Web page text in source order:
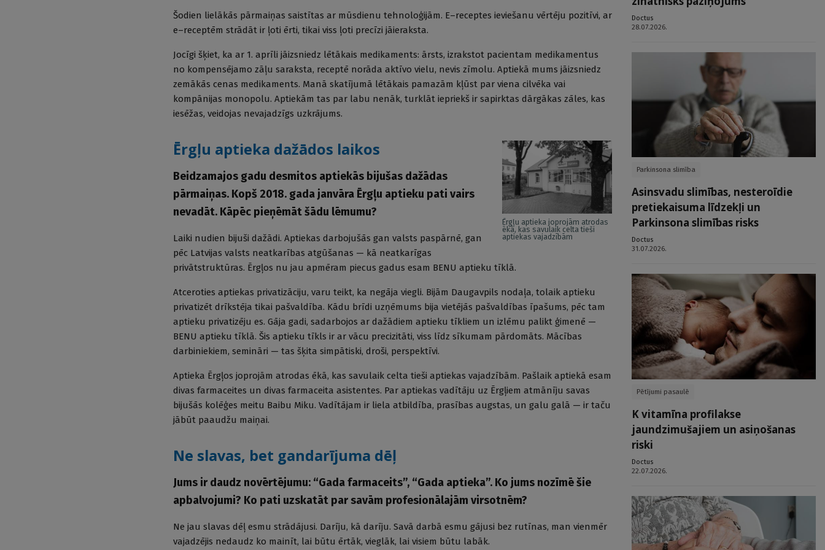
Šodien lielākās pārmaiņas saistītas ar mūsdienu tehnoloģijām. E–receptes ieviešanu vērtēju pozitīvi, ar
e–receptēm strādāt ir ļoti ērti, tikai viss ļoti precīzi jāieraksta.
Jocīgi šķiet, ka ar 1. aprīli jāizsniedz lētākais medikaments: ārsts, izrakstot pacientam medikamentus
no kompensējamo zāļu saraksta, receptē norāda aktīvo vielu, nevis zīmolu. Aptiekā mums jāizsniedz
zemākās cenas medikaments. Manā skatījumā lētākais pamazām kļūst par viena cilvēka vai
kompānijas monopolu. Aptiekām tas par labu nenāk, turklāt iepriekš ir sapirktas dārgākas zāles, kas
iesēžas, veidojas nevajadzīgs uzkrājums.
Ērgļu aptieka joprojām atrodas
ēkā, kas savulaik celta tieši
aptiekas vajadzībām
Ērgļu aptieka dažādos laikos
Beidzamajos gadu desmitos aptiekās bijušas dažādas
pārmaiņas. Kopš 2018. gada janvāra Ērgļu aptieku pati vairs
nevadāt. Kāpēc pieņēmāt šādu lēmumu?
Laiki nudien bijuši dažādi. Aptiekas darbojušās gan valsts paspārnē, gan
pēc Latvijas valsts neatkarības atgūšanas — kā neatkarīgas
privātstruktūras. Ērgļos nu jau apmēram piecus gadus esam BENU aptieku tīklā.
Atceroties aptiekas privatizāciju, varu teikt, ka negāja viegli. Bijām Daugavpils nodaļa, tolaik aptieku
privatizēt drīkstēja tikai pašvaldība. Kādu brīdi uzņēmums bija vietējās pašvaldības īpašums, pēc tam
aptieku privatizēju es. Gāja gadi, sadarbojos ar dažādiem aptieku tīkliem un izlēmu palikt ģimenē —
BENU aptieku tīklā. Šis aptieku tīkls ir ar vācu precizitāti, viss līdz sīkumam pārdomāts. Mācības
darbiniekiem, semināri — tas šķita simpātiski, droši, perspektīvi.
Aptieka Ērgļos joprojām atrodas ēkā, kas savulaik celta tieši aptiekas vajadzībām. Pašlaik aptiekā esam
divas farmaceites un divas farmaceita asistentes. Par aptiekas vadītāju uz Ērgļiem atmānīju savas
bijušās kolēģes meitu Baibu Miku. Vadītājam ir liela atbildība, prasības augstas, un galu galā — ir taču
jābūt paaudžu maiņai.
Ne slavas, bet gandarījuma dēļ
Jums ir daudz novērtējumu: “Gada farmaceits”, “Gada aptieka”. Ko jums nozīmē šie
apbalvojumi? Ko pati uzskatāt par savām profesionālajām virsotnēm?
Ne jau slavas dēļ esmu strādājusi. Darīju, kā darīju. Savā darbā esmu gājusi bez rutīnas, man vienmēr
vajadzējis nedaudz ko mainīt, lai būtu ērtāk, vieglāk, lai visiem būtu labāk.
Doctus
28.07.2026.
Parkinsona slimība
Asinsvadu slimības, nesteroīdie
pretiekaisuma līdzekļi un
Parkinsona slimības risks
Doctus
31.07.2026.
Pētījumi pasaulē
K vitamīna profilakse
jaundzimušajiem un asiņošanas
riski
Doctus
22.07.2026.